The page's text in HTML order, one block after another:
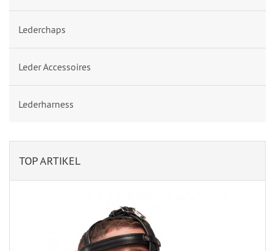
Lederchaps
Leder Accessoires
Lederharness
TOP ARTIKEL